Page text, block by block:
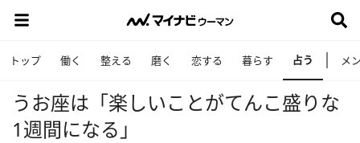
トップ 働く 整える 磨く 恋する 暮らす 占う メ
うお座は「楽しいことがてんこ盛りな
1週間になる」